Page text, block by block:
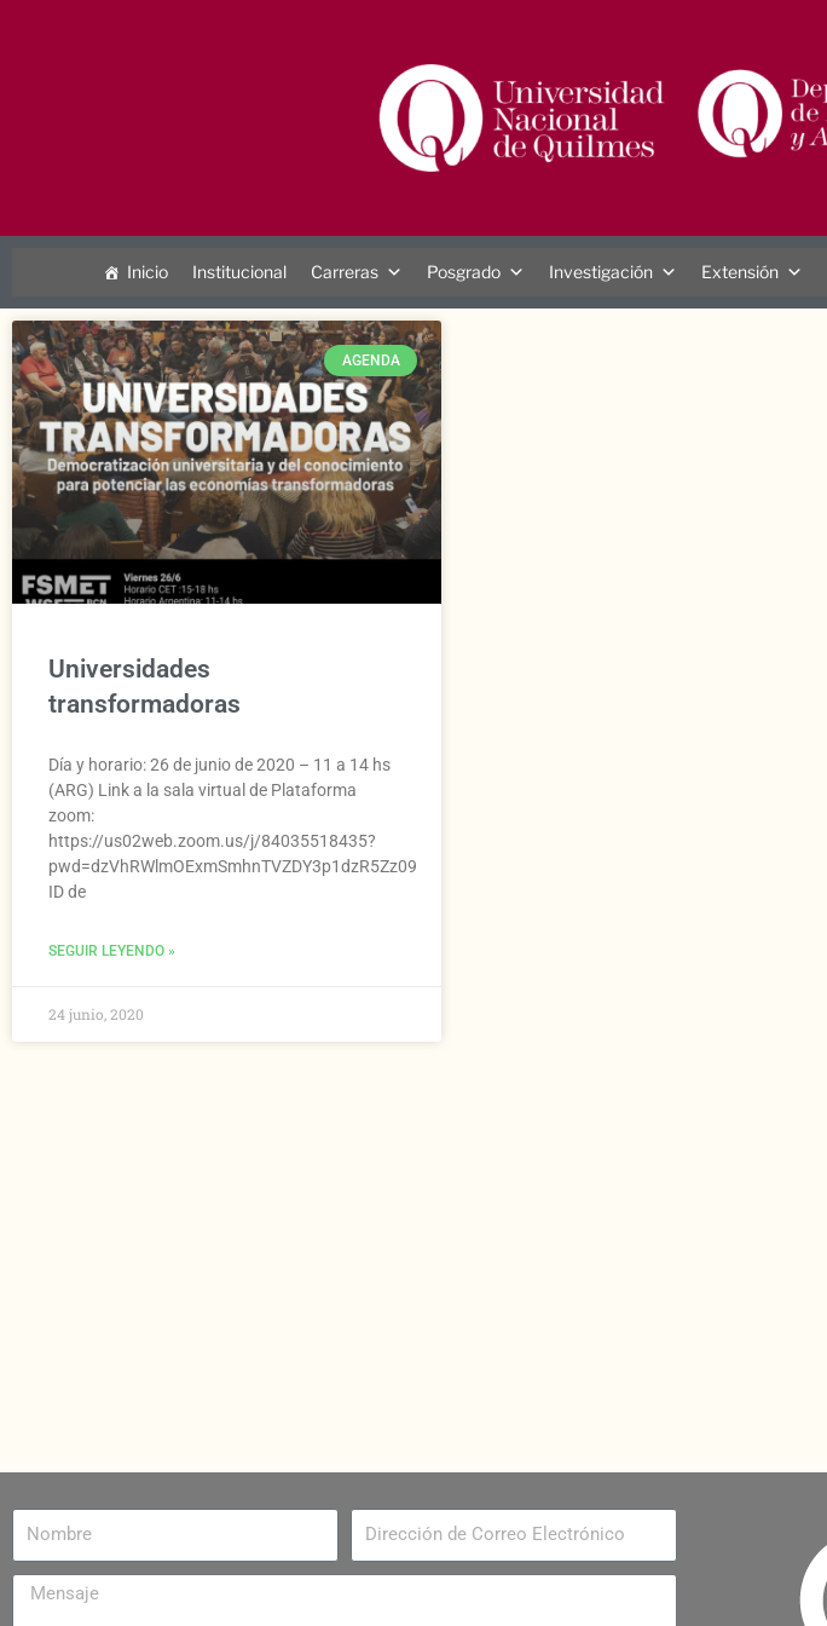
Inicio Institucional Carreras Posgrado Investigación Extensión
AGENDA
Universidades
transformadoras
Día y horario: 26 de junio de 2020 – 11 a 14 hs
(ARG) Link a la sala virtual de Plataforma
zoom:
https://us02web.zoom.us/j/84035518435?
pwd=dzVhRWlmOExmSmhnTVZDY3p1dzR5Zz09
ID de
SEGUIR LEYENDO »
24 junio, 2020